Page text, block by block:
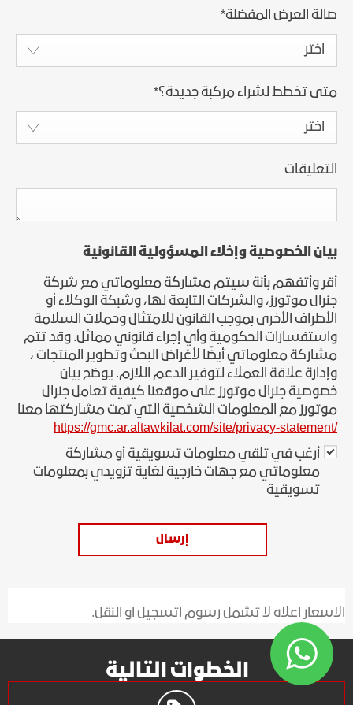
صالة العرض المفضلة*
اختر
متى تخطط لشراء مركبة جديدة؟*
اختر
التعليقات
بيان الخصوصية وإخلاء المسؤولية القانونية
أقر وأتفهم بأنة سيتم مشاركة معلوماتي مع شركة
جنرال موتورز، والشركات التابعة لها، وشبكة الوكلاء أو
الأطراف الأخرى بموجب القانون للامتثال وحملات السلامة
واستفسارات الحكومية وأي إجراء قانوني مماثل. وقد تتم
مشاركة معلوماتي أيضًا لأغراض البحث وتطوير المنتجات ،
وإدارة علاقة العملاء لتوفير الدعم اللازم. يوضح بيان
خصوصية جنرال موتورز على موقعنا كيفية تعامل جنرال
موتورز مع المعلومات الشخصية التي تمت مشاركتها معنا
/
https://gmc.ar.altawkilat.com/site/privacy-statement
أرغب في تلقي معلومات تسويقية أو مشاركة
معلوماتي مع جهات خارجية لغاية تزويدي بمعلومات
تسويقية
إرسال
الاسعار اعلاه لا تشمل رسوم اتسجيل او النقل.
الخطوات التالية